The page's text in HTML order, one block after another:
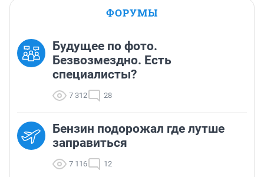
ФОРУМЫ
Будущее по фото.
Безвозмездно. Есть
специалисты?
7 312 28
Бензин подорожал где лутше
заправиться
7 116 12